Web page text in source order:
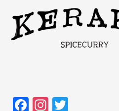
F In